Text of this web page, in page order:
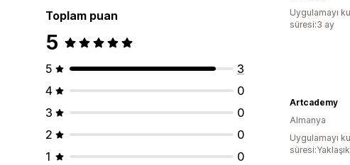
Toplam puan
5
5
3
4
0
3
0
2
0
1
0
Uygulamayı
süresi:3 ay
Artcademy
Almanya
Uygulamayı